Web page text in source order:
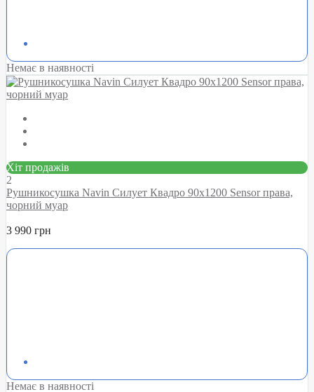
Немає в наявності
Хіт продажів
2
Рушникосушка Navin Силует Квадро 90х1200 Sensor права,
чорний муар
3 990 грн
Немає в наявності